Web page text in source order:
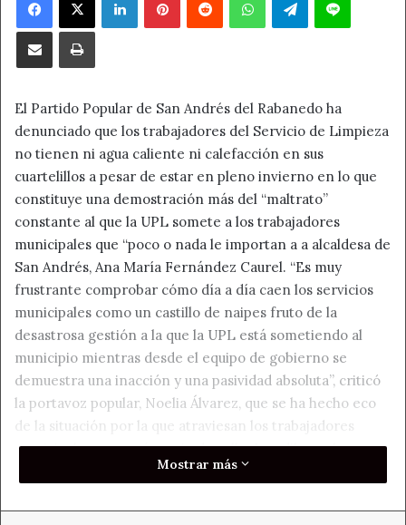
Compartir por correo electrónicoImprimir
El Partido Popular de San Andrés del Rabanedo ha
denunciado que los trabajadores del Servicio de Limpieza
no tienen ni agua caliente ni calefacción en sus
cuartelillos a pesar de estar en pleno invierno en lo que
constituye una demostración más del “maltrato”
constante al que la UPL somete a los trabajadores
municipales que “poco o nada le importan a a alcaldesa de
San Andrés, Ana María Fernández Caurel. “Es muy
frustrante comprobar cómo día a día caen los servicios
municipales como un castillo de naipes fruto de la
desastrosa gestión a la que la UPL está sometiendo al
municipio mientras desde el equipo de gobierno se
demuestra una inacción y una pasividad absoluta”, criticó
la portavoz popular, Noelia Álvarez, que se ha hecho eco
de la situación por la que atraviesan los trabajadores
municipales que están a pie de calle. La edil popular
recordó que no es la primera vez que los servicios
Mostrar más